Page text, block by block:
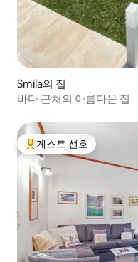
Smila의 집
바다 근처의 아름다운 집
상위 게스트 선호
게스트 선호